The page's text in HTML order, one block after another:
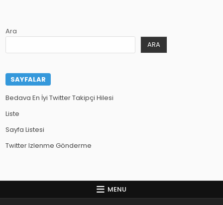
Ara
ARA
SAYFALAR
Bedava En İyi Twitter Takipçi Hilesi
Liste
Sayfa Listesi
Twitter Izlenme Gönderme
MENU